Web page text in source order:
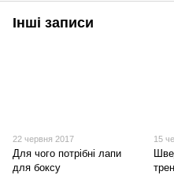
Інші записи
22 червня 2017
Для чого потрібні лапи
для боксу
15